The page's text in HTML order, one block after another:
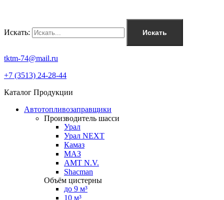
Искать: Искать
tktm-74@mail.ru
+7 (3513) 24-28-44
Каталог Продукции
Автотопливозаправщики
Производитель шасси
Урал
Урал NEXT
Камаз
МАЗ
AMT N.V.
Shacman
Объём цистерны
до 9 м³
10 м³